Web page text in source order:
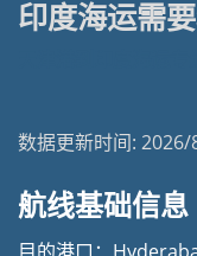
印度海运需
数据更新时间: 2026/
航线基础信息